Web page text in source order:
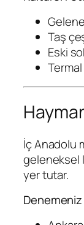
Taş
Eski
İç Anadolu
geleneksel
yer tutar.